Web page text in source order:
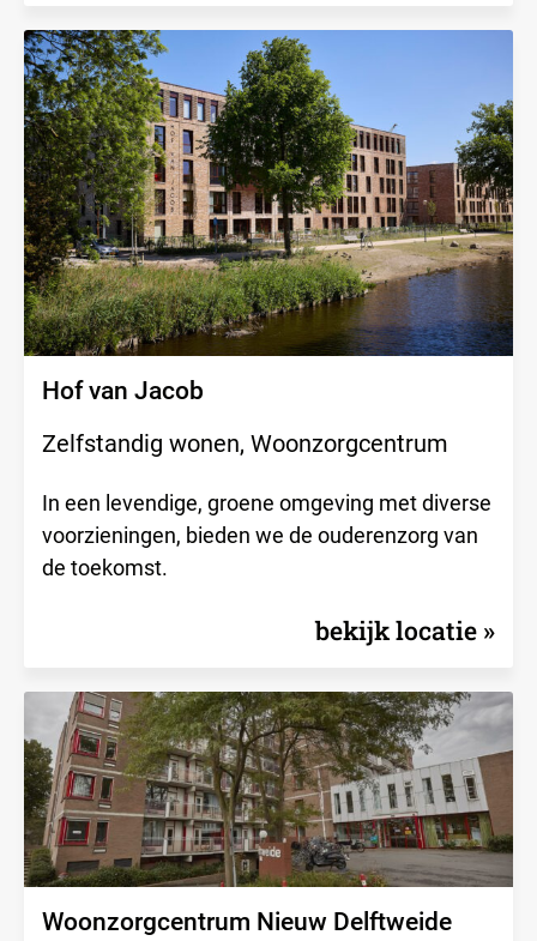
Hof van Jacob
Zelfstandig wonen, Woonzorgcentrum
In een levendige, groene omgeving met diverse
voorzieningen, bieden we de ouderenzorg van
de toekomst.
bekijk locatie
Woonzorgcentrum Nieuw Delftweide